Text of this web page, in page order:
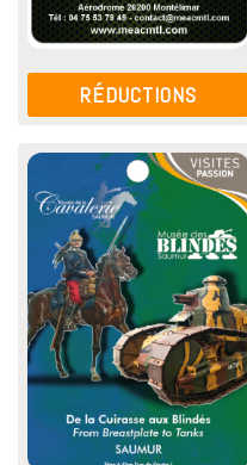
RÉDUCTIONS